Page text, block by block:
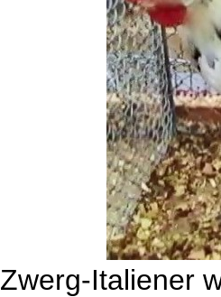
Zwerg-Italiener